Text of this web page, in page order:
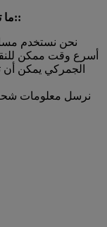
ما تفعله دي إتش إل إكسبريس لتقديم المساعدة::
نحن نستخدم
أسرع وقت ممكن
الجمركي يمكن
نرسل معلومات